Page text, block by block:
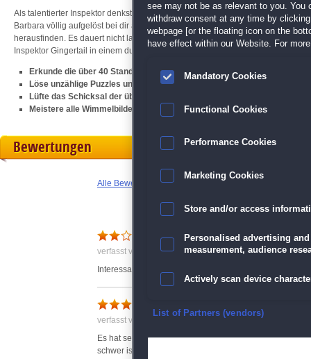
Als talentierter Inspektor denkst du, dass du die Verbrecherszene deiner
Barbara völlig aufgelöst bei dir anruft, weißt du, dass etwas nicht stimmt. Du
herausfinden. Es dauert nicht lange bis du merkst, dass die Unterwelt deiner
Inspektor Gingertail in einem dunklen
Erkunde die über 40 Standorte der brausenden Großstadt
Löse unzählige Puzzles und finde heraus, wer hinter all dem steckt
Lüfte das Schicksal der über 20 Spielcharaktere
Meistere alle Wimmelbilder und löse einen neuen Mystery-Fall
Bewertungen
Alle Bewertungen anzeigen
verfasst von Anonym am 16.06.2018 um 01:39
Interessant aber viel zu kurz.
Ein ausgezeichnetes Spiel
verfasst von Anonym am 16.07.2018 um 20:05
Es hat sehr viel Spaß gemacht und mich einige Tage
schwer ist alles dabei. Auch die Handlung ist
see may not be as relevant to you. You
withdraw consent at any time by
webpage [or the floating icon on the
have effect within our Website. For
Mandatory Cookies
Functional Cookies
Performance Cookies
Marketing Cookies
Store and/or access
Personalised advertising
measurement, audience
Actively scan device
Ensure security, prevent
List of Partners (vendors)